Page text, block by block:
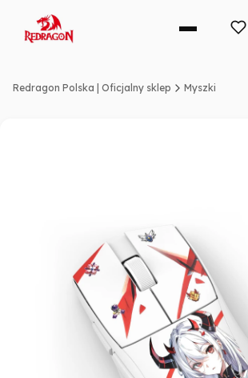
Redragon Polska | Oficjalny sklep Myszki